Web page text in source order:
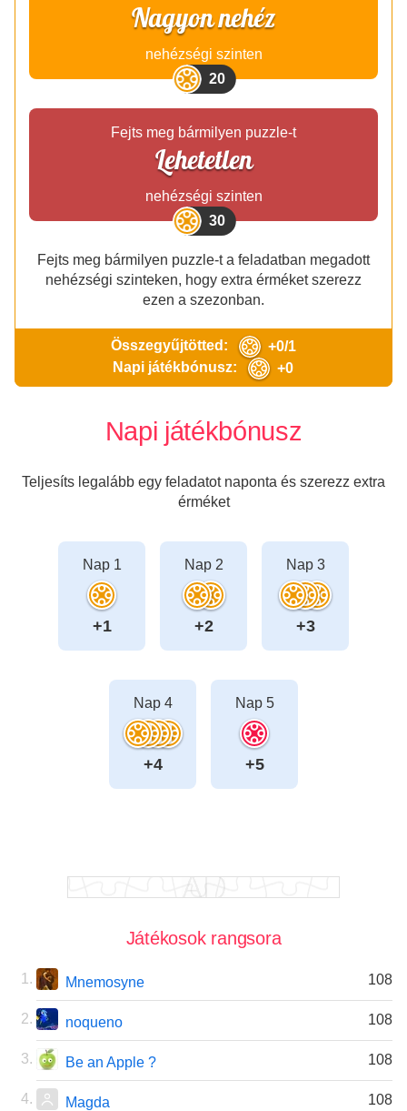
Nagyon nehéz
nehézségi szinten
20
Fejts meg bármilyen puzzle-t
Lehetetlen
nehézségi szinten
30
Fejts meg bármilyen puzzle-t a feladatban megadott
nehézségi szinteken, hogy extra érméket szerezz
ezen a szezonban.
Összegyűjtötted:
+0/1
Napi játékbónusz:
+0
Napi játékbónusz
Teljesíts legalább egy feladatot naponta és szerezz extra
érméket
Nap 1
+1
Nap 2
+2
Nap 3
+3
Nap 4
+4
Nap 5
+5
Játékosok rangsora
Mnemosyne 108
noqueno 108
Be an Apple ? 108
Magda 108